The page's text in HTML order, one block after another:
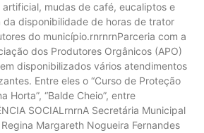
artificial, mudas de café, eucaliptos e
da disponibilidade de horas de trator
do município.rnrnrnParceria com a
dos Produtores Orgânicos (APO)
disponibilizados vários atendimentos
Entre eles o “Curso de Proteção
Horta”, “Balde Cheio”, entre
SOCIALrnrnA Secretária Municipal
Margareth Nogueira Fernandes